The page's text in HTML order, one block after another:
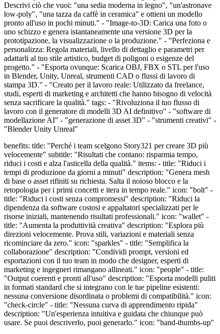
Descrivi ciò che vuoi: "una sedia moderna in legno", "un'astronave
low-poly", "una tazza da caffè in ceramica" e ottieni un modello
pronto all'uso in pochi minuti." - "Image-to-3D: Carica una foto o
uno schizzo e genera istantaneamente una versione 3D per la
prototipazione, la visualizzazione o la produzione." - "Perfeziona e
personalizza: Regola materiali, livello di dettaglio e parametri per
adattarli al tuo stile artistico, budget di poligoni o esigenze del
progetto." - "Esporta ovunque: Scarica OBJ, FBX o STL per l'uso
in Blender, Unity, Unreal, strumenti CAD o flussi di lavoro di
stampa 3D." - "Creato per il lavoro reale: Utilizzato da freelance,
studi, esperti di marketing e architetti che hanno bisogno di velocità
senza sacrificare la qualità." tags: - "Rivoluziona il tuo flusso di
lavoro con il generatore di modelli 3D AI definitivo" - "software di
modellazione AI" - "generazione di asset 3D" - "strumenti creativi" -
"Blender Unity Unreal"
benefits: title: "Perché i team scelgono Story321 per creare 3D più
velocemente" subtitle: "Risultati che contano: risparmia tempo,
riduci i costi e alza l'asticella della qualità." items: - title: "Riduci i
tempi di produzione da giorni a minuti" description: "Genera mesh
di base o asset rifiniti su richiesta. Salta il noioso blocco e la
retopologia per i primi concetti e itera in tempo reale." icon: "bolt" -
title: "Riduci i costi senza compromessi" description: "Riduci la
dipendenza da software costosi e appaltatori specializzati per le
risorse iniziali, mantenendo risultati professionali." icon: "wallet" -
title: "Aumenta la produttività creativa" description: "Esplora più
direzioni velocemente. Prova stili, variazioni e materiali senza
ricominciare da zero." icon: "sparkles" - title: "Semplifica la
collaborazione" description: "Condividi prompt, versioni ed
esportazioni con il tuo team in modo che designer, esperti di
marketing e ingegneri rimangano allineati." icon: "people" - title:
"Output coerenti e pronti all'uso" description: "Esporta modelli puliti
in formati standard che si integrano con le tue pipeline esistenti:
nessuna conversione disordinata o problemi di compatibilità." icon:
"check-circle" - title: "Nessuna curva di apprendimento ripida"
description: "Un'esperienza intuitiva e guidata che chiunque può
usare. Se puoi descriverlo, puoi generarlo." icon: "hand-thumbs-up"